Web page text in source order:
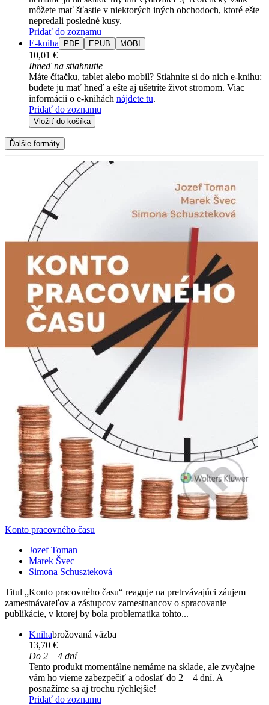
môžete mať šťastie v niektorých iných obchodoch, ktoré ešte
nepredali posledné kusy.
Pridať do zoznamu
E-kniha
PDF EPUB MOBI
10,01 €
Ihneď na stiahnutie
Máte čítačku, tablet alebo mobil? Stiahnite si do nich e-knihu:
budete ju mať hneď a ešte aj ušetríte život stromom. Viac
informácii o e-knihách nájdete tu.
Pridať do zoznamu
Vložiť do košíka
Ďalšie formáty
Konto pracovného času
Jozef Toman
Marek Švec
Simona Schuszteková
Titul „Konto pracovného času“ reaguje na pretrvávajúci záujem
zamestnávateľov a zástupcov zamestnancov o spracovanie
publikácie, v ktorej by bola problematika tohto...
Knihabrožovaná väzba
13,70 €
Do 2 – 4 dní
Tento produkt momentálne nemáme na sklade, ale zvyčajne
vám ho vieme zabezpečiť a odoslať do 2 – 4 dní. A
posnažíme sa aj trochu rýchlejšie!
Pridať do zoznamu